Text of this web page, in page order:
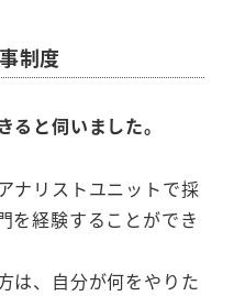
制度
ると伺いました。
ナリストユニットで採
を経験することができ
は、自分が何をやりた